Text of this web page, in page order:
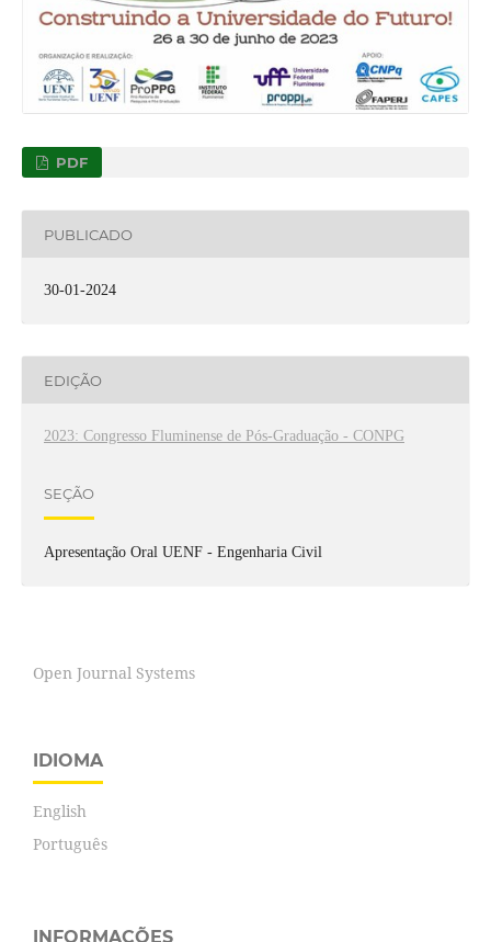
PDF
PUBLICADO
30-01-2024
EDIÇÃO
2023: Congresso Fluminense de Pós-Graduação - CONPG
SEÇÃO
Apresentação Oral UENF - Engenharia Civil
Open Journal Systems
IDIOMA
English
Português
INFORMAÇÕES